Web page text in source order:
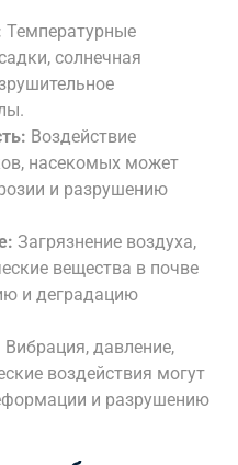
Температурные
солнечная
Воздействие
насекомых может
и разрушению
Загрязнение воздуха,
вещества в почве
и деградацию
Вибрация, давление,
воздействия могут
и разрушению